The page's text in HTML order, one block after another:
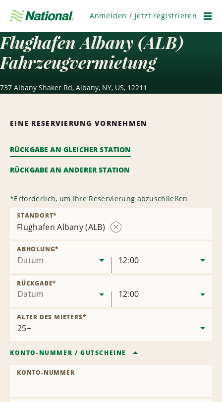
überspringen
Anmelden / Jetzt registrieren
Flughafen Albany (ALB)
Fahrzeugvermietung
737 Albany Shaker Rd, Albany, NY, US, 12211
EINE RESERVIERUNG VORNEHMEN
RÜCKGABE AN GLEICHER STATION
RÜCKGABE AN ANDERER STATION
*Erforderlich, um Ihre Reservierung abzuschließen
Flughafen Albany (ALB)
STANDORT*
Datum
ABHOLUNG*
12:00
Datum
RÜCKGABE*
12:00
ALTER DES MIETERS*
KONTO-NUMMER / GUTSCHEINE
KONTO-NUMMER